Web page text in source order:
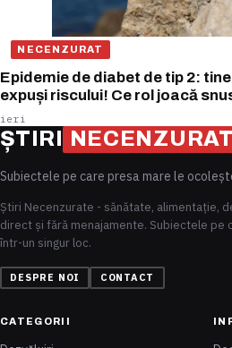
NECENZURAT
Epidemie de diabet de tip 2:
expuși riscului! Ce rol joacă
ieri
ȘTIRI
Subiectele pe care presa mare le
Știri Necenzurate - sănătate, alimentație,
direct și fără menajamente. Subiectele pe
într-un singur loc.
DESPRE NOI CONTACT
CATEGORII